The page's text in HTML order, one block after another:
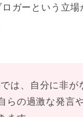
ガーという立
は、自分に非
らの過激な発言